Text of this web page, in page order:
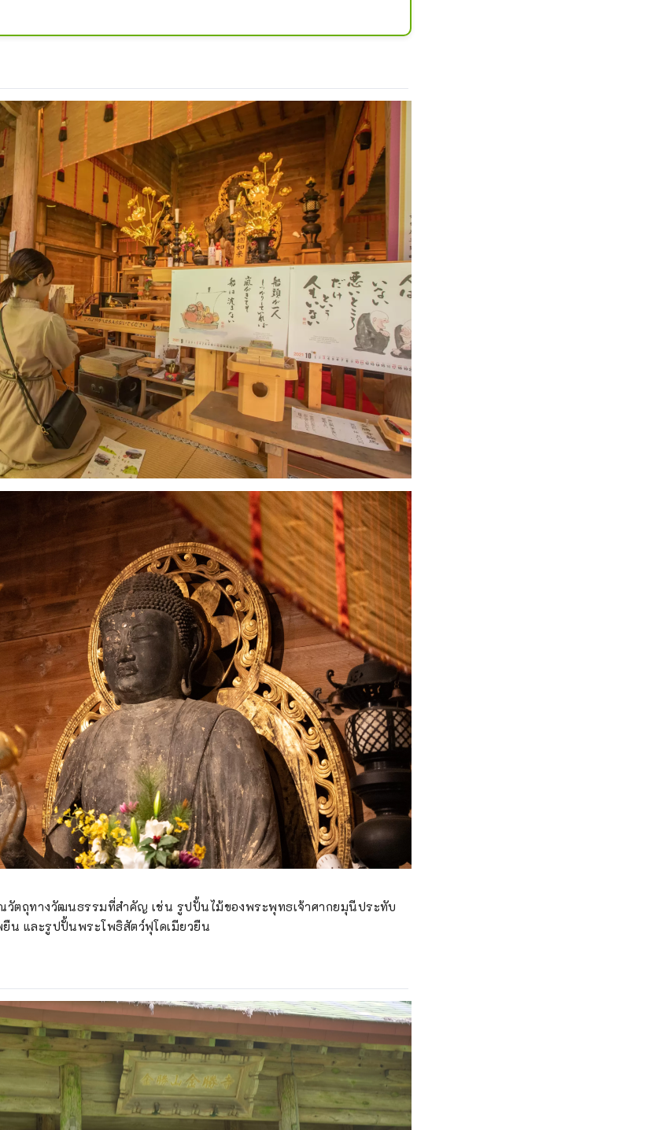
โซประทับนั่งอยู่ที่นี่ . มีต้นไม้ที่มีชื่อเสียง เช่น ต้นซีดาร์เซ็นเน็นและต้นเม
วัตถุทางวัฒนธรรมที่สำคัญ เช่น รูปปั้นไม้ของพระพุทธเจ้าศากยมุนีประทับ
น และรูปปั้นพระโพธิสัตว์ฟุโดเมียวยืน